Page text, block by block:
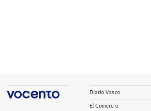
Diario Vasco
El Comercio